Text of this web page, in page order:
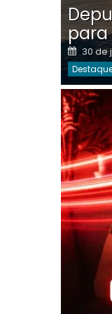
para
Posted
on
30 de